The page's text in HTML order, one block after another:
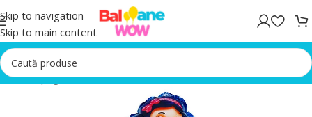
Skip to navigation
Skip to main content
Prima pagină/Baloane folie